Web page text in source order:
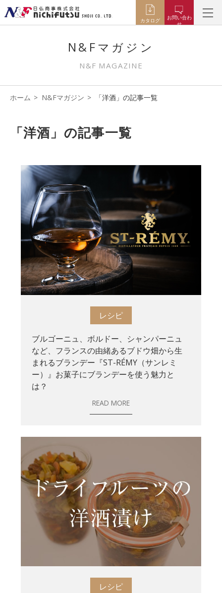
カタログ
お問い合わ
せ
N&Fマガジン
N&F MAGAZINE
ホーム N&Fマガジン 「洋酒」の記事一覧
「洋酒」の記事一覧
レシピ
ブルゴーニュ、ボルドー、シャンパーニュ
など、フランスの由緒あるブドウ畑から生
まれるブランデー『ST-RÉMY（サンレミ
ー）』お菓子にブランデーを使う魅力と
は？
READ MORE
レシピ